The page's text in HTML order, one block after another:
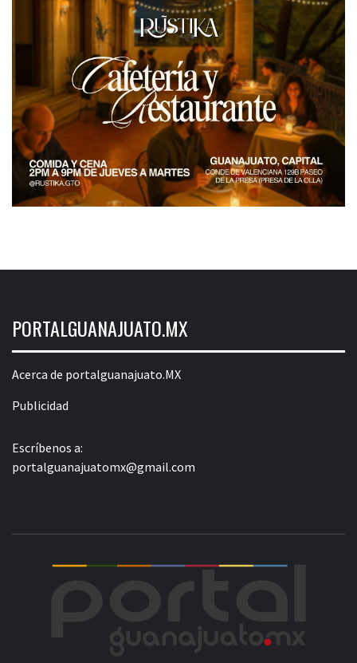
PORTALGUANAJUATO.MX
Acerca de portalguanajuato.MX
Publicidad
Escríbenos a:
portalguanajuatomx@gmail.com